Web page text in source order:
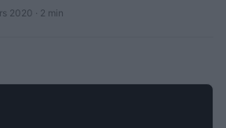
2020 · 2 min